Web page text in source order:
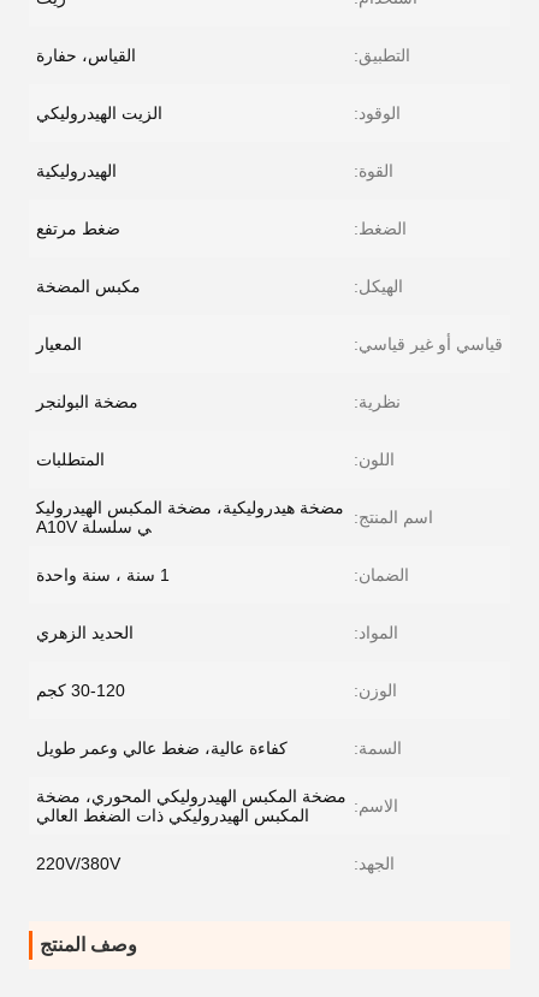
التطبيق: القياس، حفارة
الوقود: الزيت الهيدروليكي
القوة: الهيدروليكية
الضغط: ضغط مرتفع
الهيكل: مكبس المضخة
قياسي أو غير قياسي: المعيار
نظرية: مضخة البولنجر
اللون: المتطلبات
اسم المنتج:
مضخة هيدروليكية، مضخة المكبس الهيدروليك
ي سلسلة A10V
الضمان: 1 سنة ، سنة واحدة
المواد: الحديد الزهري
الوزن: 30-120 كجم
السمة: كفاءة عالية، ضغط عالي وعمر طويل
الاسم: مضخة المكبس الهيدروليكي المحوري، مضخة
المكبس الهيدروليكي ذات الضغط العالي
الجهد: 220V/380V
وصف المنتج